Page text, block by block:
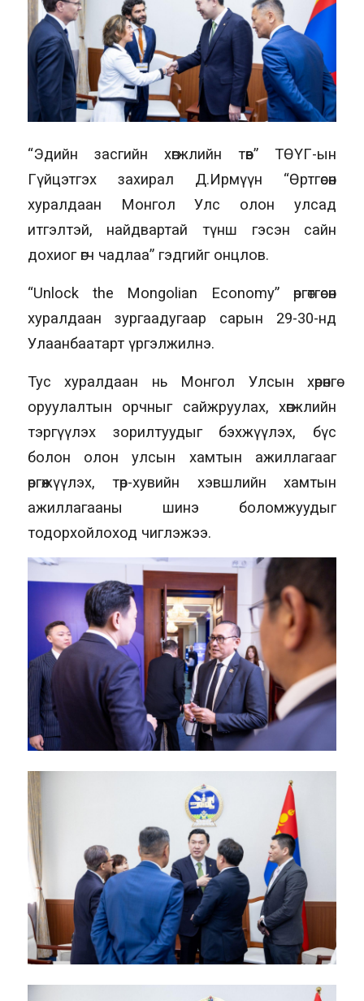
“Эдийн засгийн хөгжлийн төв” ТӨҮГ-ын
Гүйцэтгэх захирал Д.Ирмүүн “Өртгөсөн
хуралдаан Монгол Улс олон улсад
итгэлтэй, найдвартай түнш гэсэн сайн
дохиог өгч чадлаа” гэдгийг онцлов.
“Unlock the Mongolian Economy” өргөтгөсөн
хуралдаан зургаадугаар сарын 29-30-нд
Улаанбаатарт үргэлжилнэ.
Тус хуралдаан нь Монгол Улсын хөрөнгө
оруулалтын орчныг сайжруулах, хөгжлийн
тэргүүлэх зорилтуудыг бэхжүүлэх, бүс
болон олон улсын хамтын ажиллагааг
өргөжүүлэх, төр-хувийн хэвшлийн хамтын
ажиллагааны шинэ боломжуудыг
тодорхойлоход чиглэжээ.